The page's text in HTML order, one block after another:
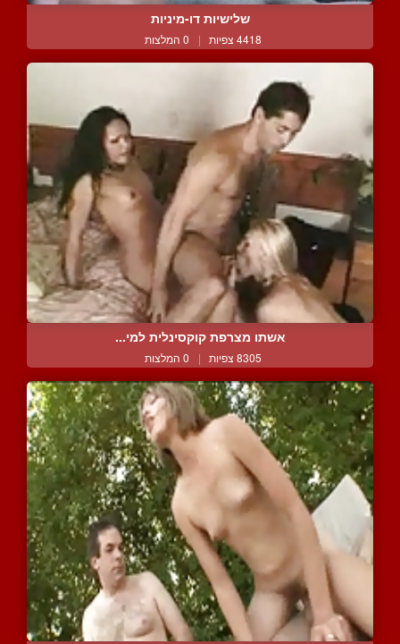
שלישיות דו-מיניות
4418 צפיות | 0 המלצות
אשתו מצרפת קוקסינלית למי...
8305 צפיות | 0 המלצות